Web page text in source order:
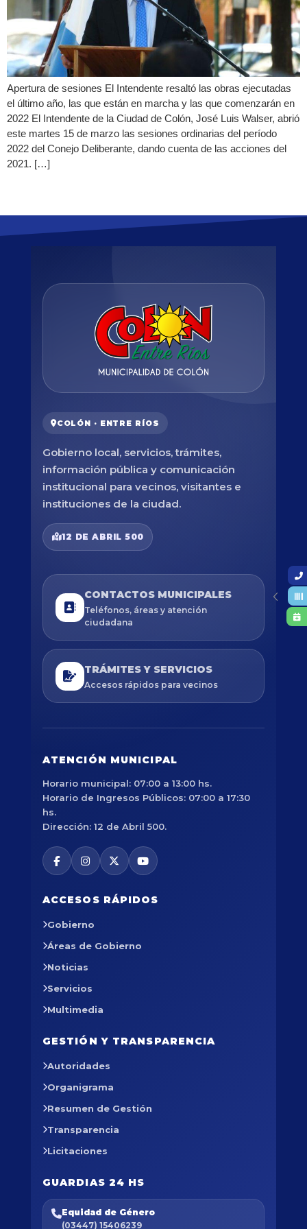
Apertura de sesiones El Intendente resaltó las obras ejecutadas
el último año, las que están en marcha y las que comenzarán en
2022 El Intendente de la Ciudad de Colón, José Luis Walser, abrió
este martes 15 de marzo las sesiones ordinarias del período
2022 del Conejo Deliberante, dando cuenta de las acciones del
2021. […]
COLÓN · ENTRE RÍOS
Gobierno local, servicios, trámites,
información pública y comunicación
institucional para vecinos, visitantes e
instituciones de la ciudad.
12 DE ABRIL 500
CONTACTOS MUNICIPALES
Teléfonos, áreas y atención
ciudadana
TRÁMITES Y SERVICIOS
Accesos rápidos para vecinos
ATENCIÓN MUNICIPAL
Horario municipal: 07:00 a 13:00 hs.
Horario de Ingresos Públicos: 07:00 a 17:30
hs.
Dirección: 12 de Abril 500.
ACCESOS RÁPIDOS
Gobierno
Áreas de Gobierno
Noticias
Servicios
Multimedia
GESTIÓN Y TRANSPARENCIA
Autoridades
Organigrama
Resumen de Gestión
Transparencia
Licitaciones
GUARDIAS 24 HS
Equidad de Género
(03447) 15406239